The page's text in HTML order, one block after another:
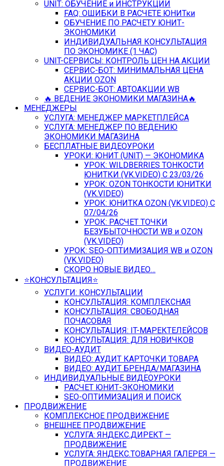
UNIT: ОБУЧЕНИЕ и ИНСТРУКЦИИ
FAQ: ОШИБКИ В РАСЧЕТЕ ЮНИТки
ОБУЧЕНИЕ ПО РАСЧЕТУ ЮНИТ-
ЭКОНОМИКИ
ИНДИВИДУАЛЬНАЯ КОНСУЛЬТАЦИЯ
ПО ЭКОНОМИКЕ (1 ЧАС)
UNIT-СЕРВИСЫ: КОНТРОЛЬ ЦЕН НА АКЦИИ
СЕРВИС-БОТ: МИНИМАЛЬНАЯ ЦЕНА
АКЦИИ OZON
СЕРВИС-БОТ: АВТОАКЦИИ WB
🔥 ВЕДЕНИЕ ЭКОНОМИКИ МАГАЗИНА🔥
МЕНЕДЖЕРЫ
УСЛУГА: МЕНЕДЖЕР МАРКЕТПЛЕЙСА
УСЛУГА: МЕНЕДЖЕР ПО ВЕДЕНИЮ
ЭКОНОМИКИ МАГАЗИНА
БЕСПЛАТНЫЕ ВИДЕОУРОКИ
УРОКИ: ЮНИТ (UNIT) — ЭКОНОМИКА
УРОК: WILDBERRIES ТОНКОСТИ
ЮНИТКИ (VK.VIDEO) C 23/03/26
УРОК: OZON ТОНКОСТИ ЮНИТКИ
(VK.VIDEO)
УРОК: ЮНИТКА OZON (VK.VIDEO) C
07/04/26
УРОК: РАСЧЕТ ТОЧКИ
БЕЗУБЫТОЧНОСТИ WB и OZON
(VK.VIDEO)
УРОК: SEO-ОПТИМИЗАЦИЯ WB и OZON
(VK.VIDEO)
СКОРО НОВЫЕ ВИДЕО…
⭐️КОНСУЛЬТАЦИЯ⭐️
УСЛУГИ: КОНСУЛЬТАЦИИ
КОНСУЛЬТАЦИЯ: КОМПЛЕКСНАЯ
КОНСУЛЬТАЦИЯ: СВОБОДНАЯ
ПОЧАСОВАЯ
КОНСУЛЬТАЦИЯ: IT-МАРЕКТЕЛЕЙСОВ
КОНСУЛЬТАЦИЯ: ДЛЯ НОВИЧКОВ
ВИДЕО-АУДИТ
ВИДЕО: АУДИТ КАРТОЧКИ ТОВАРА
ВИДЕО: АУДИТ БРЕНДА/МАГАЗИНА
ИНДИВИДУАЛЬНЫЕ ВИДЕОУРОКИ
РАСЧЕТ ЮНИТ-ЭКОНОМИКИ
SEO-ОПТИМИЗАЦИЯ И ПОИСК
ПРОДВИЖЕНИЕ
КОМПЛЕКСНОЕ ПРОДВИЖЕНИЕ
ВНЕШНЕЕ ПРОДВИЖЕНИЕ
УСЛУГА: ЯНДЕКС.ДИРЕКТ —
ПРОДВИЖЕНИЕ
УСЛУГА: ЯНДЕКС.ТОВАРНАЯ ГАЛЕРЕЯ —
ПРОДВИЖЕНИЕ